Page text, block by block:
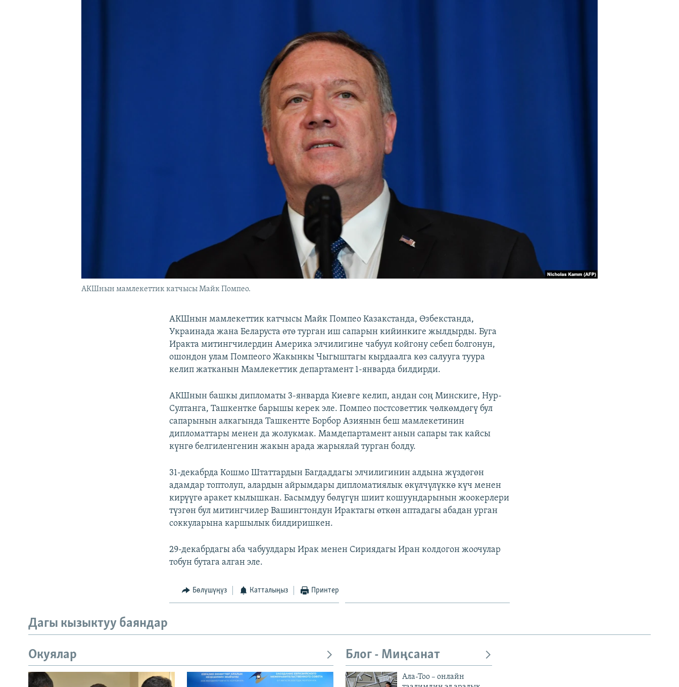
АКШнын мамлекеттик катчысы Майк Помпео.
АКШнын мамлекеттик катчысы Майк Помпео Казакстанда, Өзбекстанда,
Украинада жана Беларуста өтө турган иш сапарын кийинкиге жылдырды. Буга
Иракта митингчилердин Америка элчилигине чабуул койгону себеп болгонун,
ошондон улам Помпеого Жакынкы Чыгыштагы кырдаалга көз салууга туура
келип жатканын Мамлекеттик департамент 1-январда билдирди.
АКШнын башкы дипломаты 3-январда Киевге келип, андан соң Минскиге, Нур-
Султанга, Ташкентке барышы керек эле. Помпео постсоветтик чөлкөмдөгү бул
сапарынын алкагында Ташкентте Борбор Азиянын беш мамлекетинин
дипломаттары менен да жолукмак. Мамдепартамент анын сапары так кайсы
күнгө белгиленгенин жакын арада жарыялай турган болду.
31-декабрда Кошмо Штаттардын Багдаддагы элчилигинин алдына жүздөгөн
адамдар топтолуп, алардын айрымдары дипломатиялык өкүлчүлүккө күч менен
кирүүгө аракет кылышкан. Басымдуу бөлүгүн шиит кошуундарынын жоокерлери
түзгөн бул митингчилер Вашингтондун Ирактагы өткөн аптадагы абадан урган
соккуларына каршылык билдиришкен.
29-декабрдагы аба чабуулдары Ирак менен Сириядагы Иран колдогон жоочулар
тобун бутага алган эле.
Бөлүшүңүз Катталыңыз Принтер
Дагы кызыктуу баяндар
Окуялар Блог - Миңсанат
Ала-Тоо – онлайн